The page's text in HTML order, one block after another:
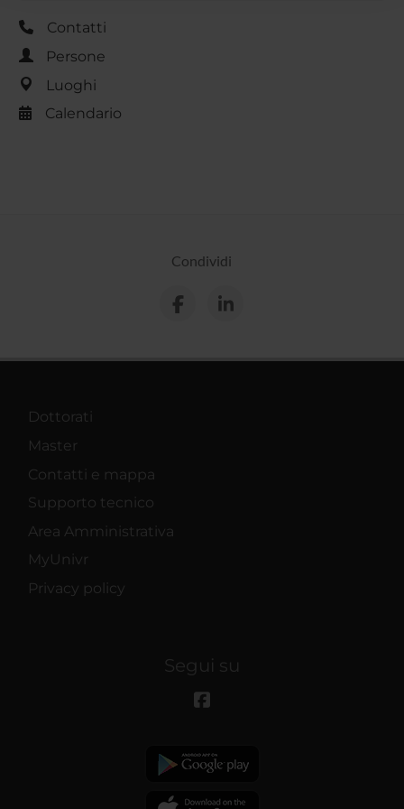
Contatti
Persone
Luoghi
Calendario
Condividi
Dottorati
Master
Contatti e mappa
Supporto tecnico
Area Amministrativa
MyUnivr
Privacy policy
Segui su